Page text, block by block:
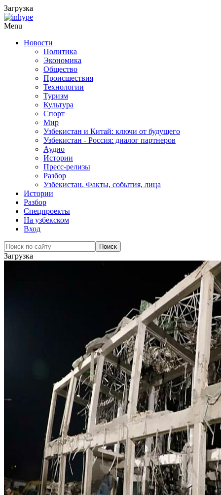
Загрузка
Menu
Новости
Политика
Экономика
Общество
Происшествия
Технологии
Туризм
Культура
Спорт
Мир
Узбекистан и Китай: ключи от будущего
Узбекистан - Россия: диалог партнеров
Аудио
Истории
Пресс-релизы
Разбор
Узбекистан. Факты, события, лица
Истории
Разбор
Спецпроекты
На узбекском
Вход
Загрузка